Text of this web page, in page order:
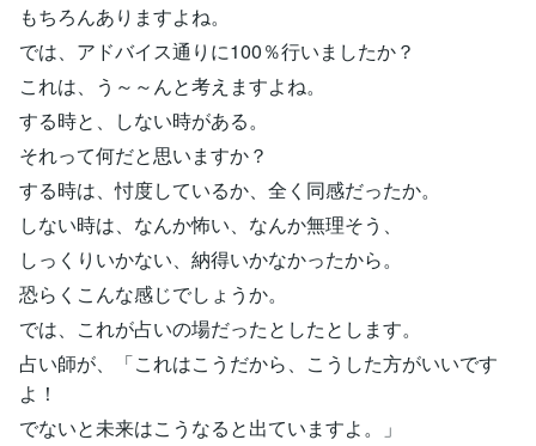
もちろんありますよね。
では、アドバイス通りに100％行いましたか？
これは、う～～んと考えますよね。
する時と、しない時がある。
それって何だと思いますか？
する時は、忖度しているか、全く同感だったか。
しない時は、なんか怖い、なんか無理そう、
しっくりいかない、納得いかなかったから。
恐らくこんな感じでしょうか。
では、これが占いの場だったとしたとします。
占い師が、「これはこうだから、こうした方がいいです
よ！
でないと未来はこうなると出ていますよ。」